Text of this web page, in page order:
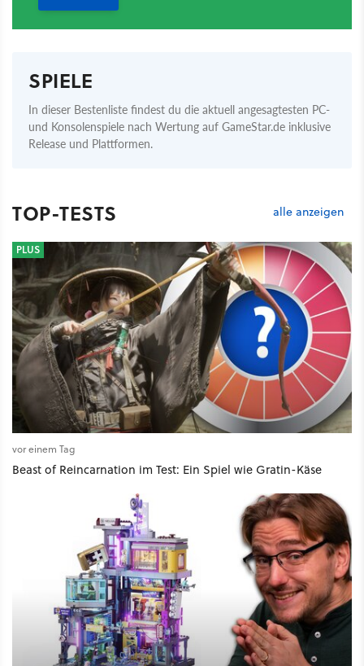
SPIELE
In dieser Bestenliste findest du die aktuell angesagtesten PC-
und Konsolenspiele nach Wertung auf GameStar.de inklusive
Release und Plattformen.
TOP-TESTS alle anzeigen
PLUS
vor einem Tag
Beast of Reincarnation im Test: Ein Spiel wie Gratin-Käse